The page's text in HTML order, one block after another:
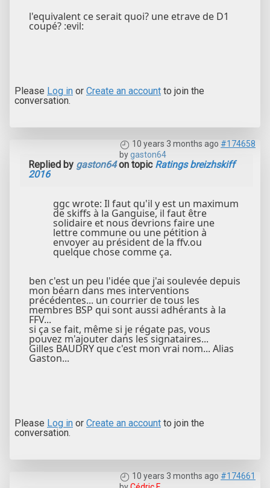
l'equivalent ce serait quoi? une etrave de D1
coupé? :evil:
Please Log in or Create an account to join the
conversation.
10 years 3 months ago #174658
bygaston64
Replied by gaston64on topic Ratings breizhskiff
2016
ggc wrote: Il faut qu'il y est un maximum
de skiffs à la Ganguise, il faut être
solidaire et nous devrions faire une
lettre commune ou une pétition à
envoyer au président de la ffv.ou
quelque chose comme ça.
ben c'est un peu l'idée que j'ai soulevée depuis
mon béarn dans mes interventions
précédentes... un courrier de tous les
membres BSP qui sont aussi adhérants à la
FFV...
si ça se fait, même si je régate pas, vous
pouvez m'ajouter dans les signataires...
Gilles BAUDRY que c'est mon vrai nom... Alias
Gaston...
Please Log in or Create an account to join the
conversation.
10 years 3 months ago #174661